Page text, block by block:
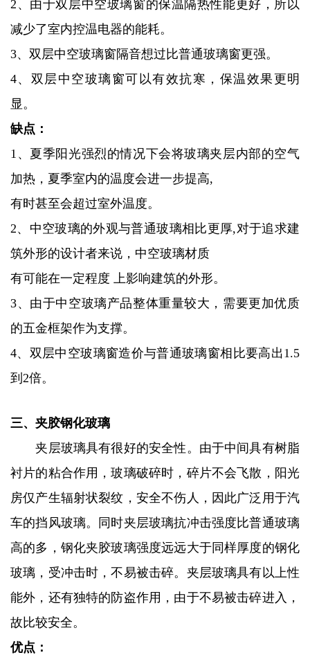
2、由于双层中空玻璃窗的保温隔热性能更好，所以
减少了室内控温电器的能耗。
3、双层中空玻璃窗隔音想过比普通玻璃窗更强。
4、双层中空玻璃窗可以有效抗寒，保温效果更明
显。
缺点：
1、夏季阳光强烈的情况下会将玻璃夹层内部的空气
加热，夏季室内的温度会进一步提高,
有时甚至会超过室外温度。
2、中空玻璃的外观与普通玻璃相比更厚,对于追求建
筑外形的设计者来说，中空玻璃材质
有可能在一定程度 上影响建筑的外形。
3、由于中空玻璃产品整体重量较大，需要更加优质
的五金框架作为支撑。
4、双层中空玻璃窗造价与普通玻璃窗相比要高出1.5
到2倍。
三、夹胶钢化玻璃
夹层玻璃具有很好的安全性。由于中间具有树脂
衬片的粘合作用，玻璃破碎时，碎片不会飞散，阳光
房仅产生辐射状裂纹，安全不伤人，因此广泛用于汽
车的挡风玻璃。同时夹层玻璃抗冲击强度比普通玻璃
高的多，钢化夹胶玻璃强度远远大于同样厚度的钢化
玻璃，受冲击时，不易被击碎。夹层玻璃具有以上性
能外，还有独特的防盗作用，由于不易被击碎进入，
故比较安全。
优点：